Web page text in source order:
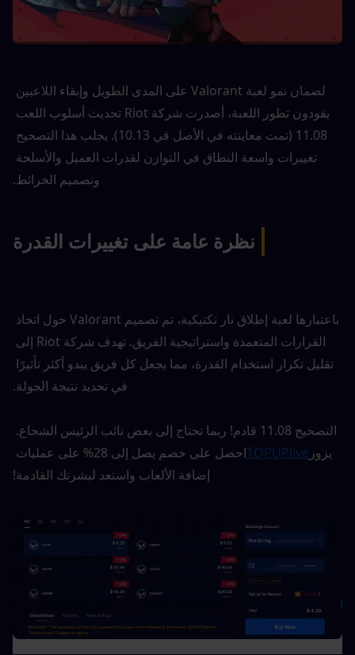
وتصميم الخرائط.
| نظرة عامة على تغييرات القدرة
في تحديد نتيجة الجولة.
يزور TOPUPlive
إضافة الألعاب واستعد لبشرتك القادمة!